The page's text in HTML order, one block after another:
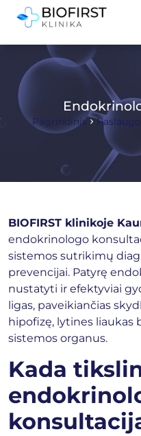
Pagrindinis Paslaugos
BIOFIRST klinikoje
endokrinologo
sistemos sutrikimų
prevencijai. Patyrę
nustatyti ir efektyviai
ligas, paveikiančias
hipofizę, lytines liaukas
sistemos organus.
Kada